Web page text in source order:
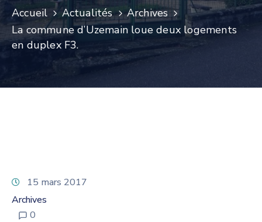
Enfance
Accueil Actualités
Archives
La commune d’Uzemain loue deux logements
en duplex F3.
15 mars 2017
Archives
0